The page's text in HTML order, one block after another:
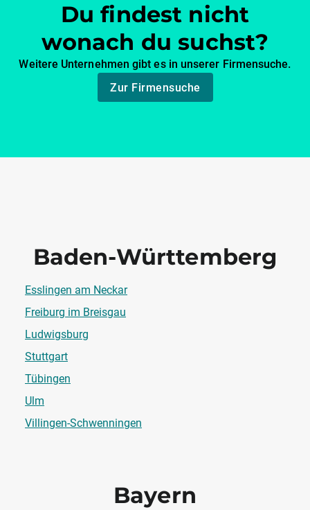
Du findest nicht
wonach du suchst?
Weitere Unternehmen gibt es in unserer Firmensuche.
Zur Firmensuche
Baden-Württemberg
Esslingen am Neckar
Freiburg im Breisgau
Ludwigsburg
Stuttgart
Tübingen
Ulm
Villingen-Schwenningen
Bayern